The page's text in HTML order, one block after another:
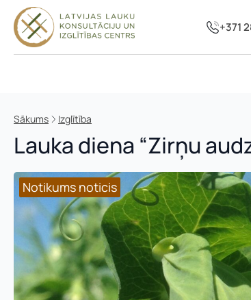
+371
Sākums Izglītība
Lauka diena “Zirņu
Notikums noticis
Notikums noticis